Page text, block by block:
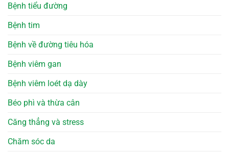
Bệnh tiểu đường
Bệnh tim
Bệnh về đường tiêu hóa
Bệnh viêm gan
Bệnh viêm loét dạ dày
Béo phì và thừa cân
Căng thẳng và stress
Chăm sóc da